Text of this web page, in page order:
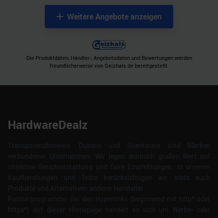
Weitere Angebote anzeigen
Die Produktdaten, Händler-, Angebotsdaten und Bewertungen werden
freundlicherweise von Geizhals.de bereitgestellt.
HardwareDealz